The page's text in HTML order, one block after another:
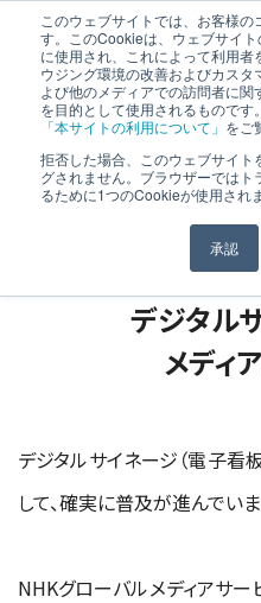
このウェブサイトでは、お客様
す。このCookieは、ウェブサイ
に使用され、これによって利用
ウジング環境の改善およびカス
よび他のメディアでの訪問者に
を目的として使用されるものです
「本サイトの利用について」 をご
拒否した場合、このウェブサイ
グされません。ブラウザーでは
るために1つのCookieが使用されま
承認
コンテ
NHKの
デジタル
メディ
デジタルサイネージ（電子看
して、確実に普及が進んでいま
NHKグローバルメディアサー